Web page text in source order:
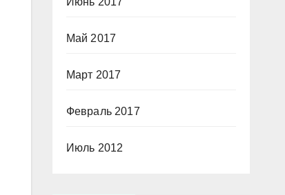
Май 2017
Март 2017
Февраль 2017
Июль 2012